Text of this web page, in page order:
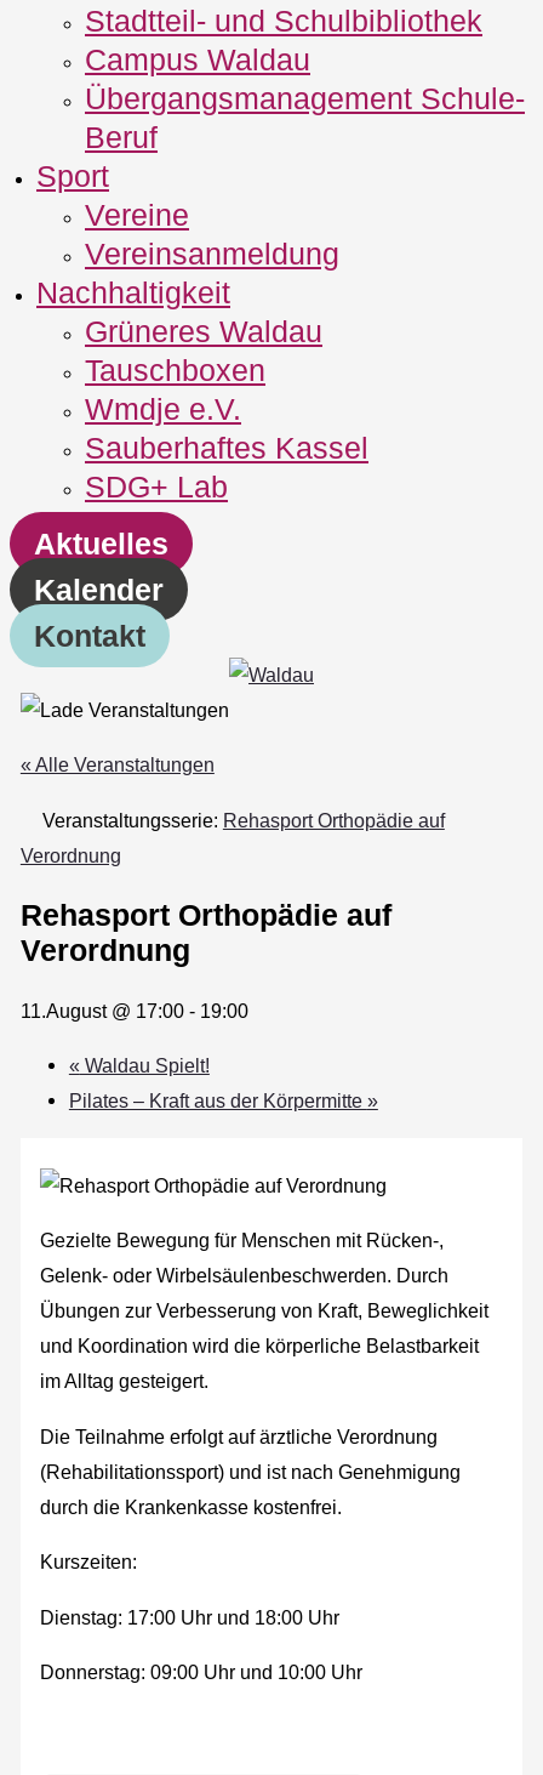
Stadtteil- und Schulbibliothek
Campus Waldau
Übergangsmanagement Schule‐
Beruf
Sport
Vereine
Vereinsanmeldung
Nachhaltigkeit
Grüneres Waldau
Tauschboxen
Wmdje e.V.
Sauberhaftes Kassel
SDG+ Lab
Aktuelles
Kalender
Kontakt
« Alle Veranstaltungen
Veranstaltungsserie: Rehasport Orthopädie auf
Verordnung
Rehasport Orthopädie auf
Verordnung
11.August @ 17:00- 19:00
« Waldau Spielt!
Pilates – Kraft aus der Körpermitte »
Gezielte Bewegung für Menschen mit Rücken-,
Gelenk- oder Wirbelsäulenbeschwerden. Durch
Übungen zur Verbesserung von Kraft, Beweglichkeit
und Koordination wird die körperliche Belastbarkeit
im Alltag gesteigert.
Die Teilnahme erfolgt auf ärztliche Verordnung
(Rehabilitationssport) und ist nach Genehmigung
durch die Krankenkasse kostenfrei.
Kurszeiten:
Dienstag: 17:00 Uhr und 18:00 Uhr
Donnerstag: 09:00 Uhr und 10:00 Uhr